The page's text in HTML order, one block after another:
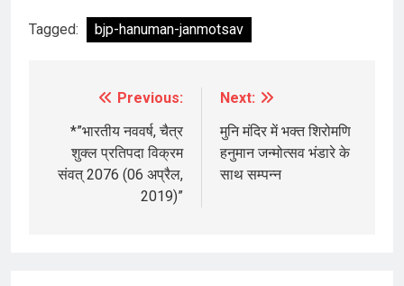
Tagged: bjp-hanuman-janmotsav
navigation
Previous:
*”भारतीय नववर्ष, चैत्र
शुक्ल प्रतिपदा विक्रम
संवत् 2076 (06 अप्रैल,
2019)”
Next:
मुनि मंदिर में भक्त शिरोमणि
हनुमान जन्मोत्सव भंडारे के
साथ सम्पन्न